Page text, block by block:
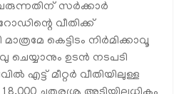
സര്‍ക്കാര്‍
വീതിക്ക്
കെട്ടിടം നിര്‍മിക്കാവൂ
ചെയ്യാനും ഉടന്‍ നടപടി
എട്ട് മീറ്റര്‍ വീതിയിലുള്ള